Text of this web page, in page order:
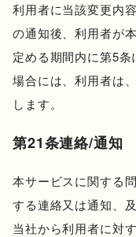
利用者に当該変更内
の通知後、利用者が
定める期間内に第5
場合には、利用者は
します。
第21条連絡/通知
本サービスに関する
する連絡又は通知、
当社から利用者に対